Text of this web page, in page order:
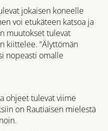
jokaisen koneelle
voi etukäteen katsoa ja
muutokset tulevat
kiittelee. “Älyttömän
nopeasti omalle
ohjeet tulevat viime
on Rautiaisen mielestä